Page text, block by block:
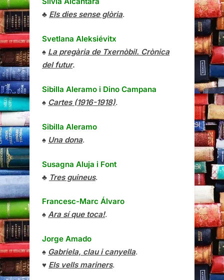
♣ Els dies sense glòria.
Svetlana Aleksiévitx
♠ La pregària de Txernòbil. Crònica
del futur.
Sibilla Aleramo i Dino Campana
♠ Cartes (1916-1918).
Sibilla Aleramo
♠ Una dona.
Susagna Aluja i Font
♣ Tres guineus.
Francesc-Marc Álvaro
♠ Ara sí que toca!.
Jorge Amado
♠ Gabriela, clau i canyella.
♥ Els vells mariners.